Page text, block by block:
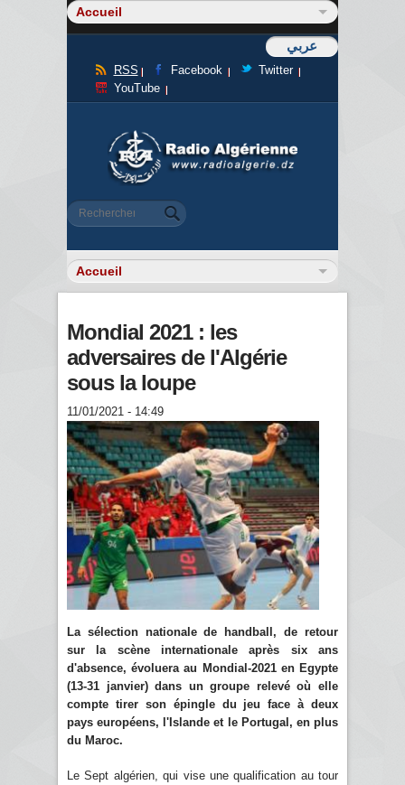
عربي
RSS Facebook
Twitter
YouTube
Formulaire de recherche
Rechercher
Mondial 2021 : les
adversaires de l'Algérie
sous la loupe
11/01/2021 - 14:49
La sélection nationale de handball, de retour
sur la scène internationale après six ans
d'absence, évoluera au Mondial-2021 en Egypte
(13-31 janvier) dans un groupe relevé où elle
compte tirer son épingle du jeu face à deux
pays européens, l'Islande et le Portugal, en plus
du Maroc.
Le Sept algérien, qui vise une qualification au tour